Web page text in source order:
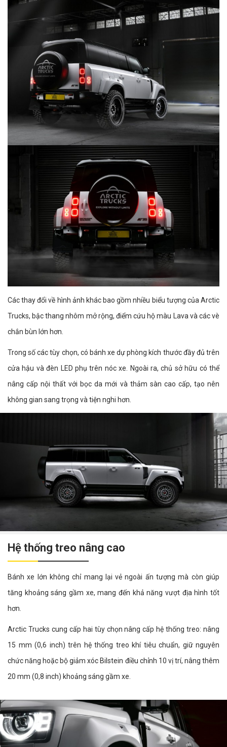
Các thay đổi về hình ảnh khác bao gồm nhiều biểu tượng của Arctic
Trucks, bậc thang nhôm mở rộng, điểm cứu hộ màu Lava và các vè
chắn bùn lớn hơn.
Trong số các tùy chọn, có bánh xe dự phòng kích thước đầy đủ trên
cửa hậu và đèn LED phụ trên nóc xe. Ngoài ra, chủ sở hữu có thể
nâng cấp nội thất với bọc da mới và thảm sàn cao cấp, tạo nên
không gian sang trọng và tiện nghi hơn.
Hệ thống treo nâng cao
Bánh xe lớn không chỉ mang lại vẻ ngoài ấn tượng mà còn giúp
tăng khoảng sáng gầm xe, mang đến khả năng vượt địa hình tốt
hơn.
Arctic Trucks cung cấp hai tùy chọn nâng cấp hệ thống treo: nâng
15 mm (0,6 inch) trên hệ thống treo khí tiêu chuẩn, giữ nguyên
chức năng hoặc bộ giảm xóc Bilstein điều chỉnh 10 vị trí, nâng thêm
20 mm (0,8 inch) khoảng sáng gầm xe.